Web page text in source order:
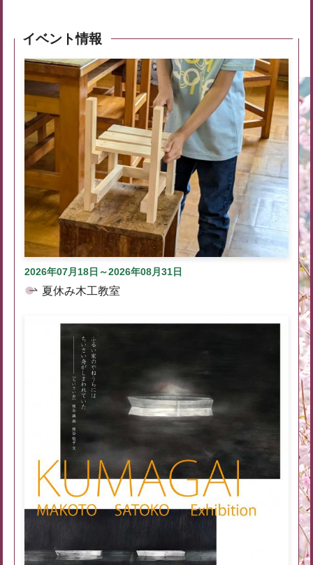
イベント情報
2026年07月18日～2026年08月31日
夏休み木工教室